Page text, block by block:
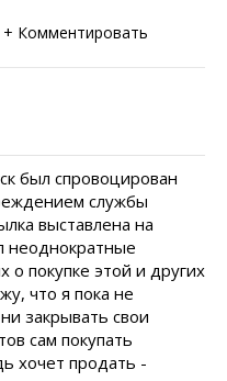
+ Комментировать
был спровоцирован
службы
выставлена на
неоднократные
покупке этой и других
что я пока не
закрывать свои
сам покупать
хочет продать -